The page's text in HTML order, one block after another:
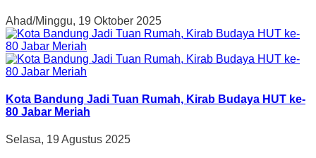
Ahad/Minggu, 19 Oktober 2025
Kota Bandung Jadi Tuan Rumah, Kirab Budaya HUT ke-
80 Jabar Meriah
Selasa, 19 Agustus 2025